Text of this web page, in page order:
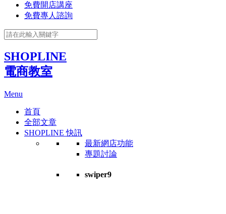
免費開店講座
免費專人諮詢
SHOPLINE
電商教室
Menu
首頁
全部文章
SHOPLINE 快訊
最新網店功能
專題討論
swiper9